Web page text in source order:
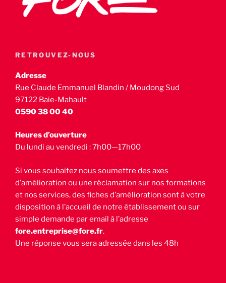
RETROUVEZ-NOUS
Adresse
Rue Claude Emmanuel Blandin / Moudong Sud
97122 Baie-Mahault
0590 38 00 40
Heures d’ouverture
Du lundi au vendredi : 7h00—17h00
Si vous souhaitez nous soumettre des axes
d’amélioration ou une réclamation sur nos formations
et nos services, des fiches d’amélioration sont à votre
disposition à l’accueil de notre établissement ou sur
simple demande par email à l’adresse
fore.entreprise@fore.fr.
Une réponse vous sera adressée dans les 48h